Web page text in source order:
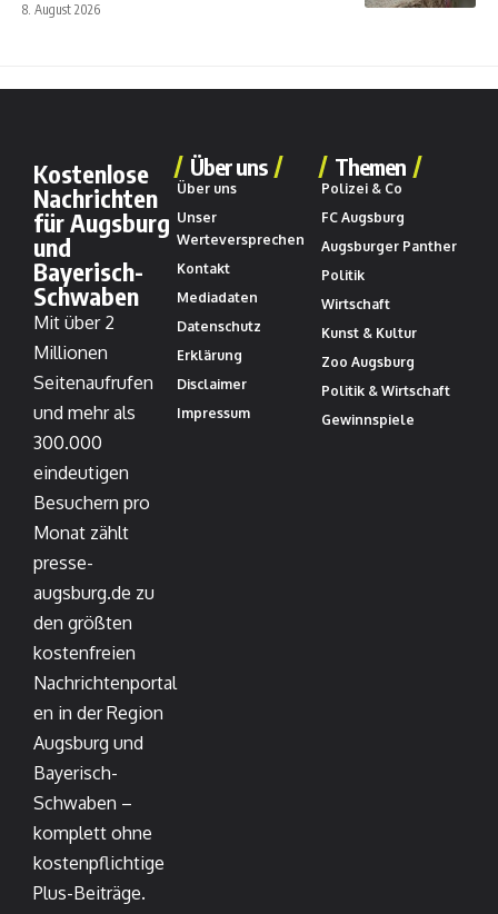
8. August 2026
Kostenlose
Nachrichten
für Augsburg
und
Bayerisch-
Schwaben
Mit über 2
Millionen
Seitenaufrufen
und mehr als
300.000
eindeutigen
Besuchern pro
Monat zählt
presse-
augsburg.de zu
den größten
kostenfreien
Nachrichtenportal
en in der Region
Augsburg und
Bayerisch-
Schwaben –
komplett ohne
kostenpflichtige
Plus-Beiträge.
Über uns
Über uns
Unser
Werteversprechen
Kontakt
Mediadaten
Datenschutz
Erklärung
Disclaimer
Impressum
Themen
Polizei & Co
FC Augsburg
Augsburger Panther
Politik
Wirtschaft
Kunst & Kultur
Zoo Augsburg
Politik & Wirtschaft
Gewinnspiele